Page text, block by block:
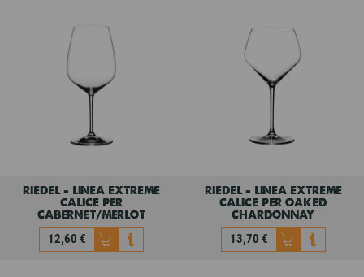
riedel - linea extreme
calice per
cabernet/merlot
12,60 €
riedel - linea extreme
calice per oaked
chardonnay
13,70 €